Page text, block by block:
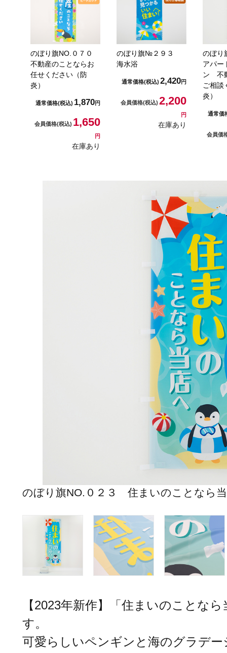
のぼり旗NO.０２３ 住まいのことなら
【2023年新作】「住まいのことな
す。
可愛らしいペンギンと海のグラデ
のぼり旗NO.０７０
不動産のことならお
任せください（防
炎）
通常価格(税込) 1,870円
会員価格(税込) 1,650
円
在庫あり
のぼり旗№２９３
海水浴
通常価格(税込) 2,420円
会員価格(税込) 2,200
円
在庫あり
のぼ
アパ
ン 不
ご相談
炎）
通常価
会員価